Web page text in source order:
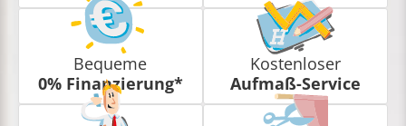
Bequeme
0% Finanzierung*
Kostenloser
Aufmaß-Service